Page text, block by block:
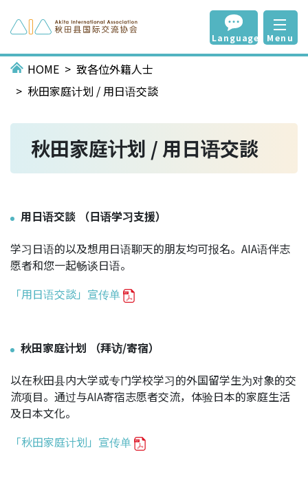
Language Menu
HOME
致各位外籍人士
秋田家庭计划 / 用日语交談
秋田家庭计划 / 用日语交談
用日语交談 （日语学习支援）
学习日语的以及想用日语聊天的朋友均可报名。AIA语伴志
愿者和您一起畅谈日语。
「用日语交談」宣传单
秋田家庭计划 （拜访/寄宿）
以在秋田县内大学或专门学校学习的外国留学生为对象的交
流项目。通过与AIA寄宿志愿者交流，体验日本的家庭生活
及日本文化。
「秋田家庭计划」宣传单